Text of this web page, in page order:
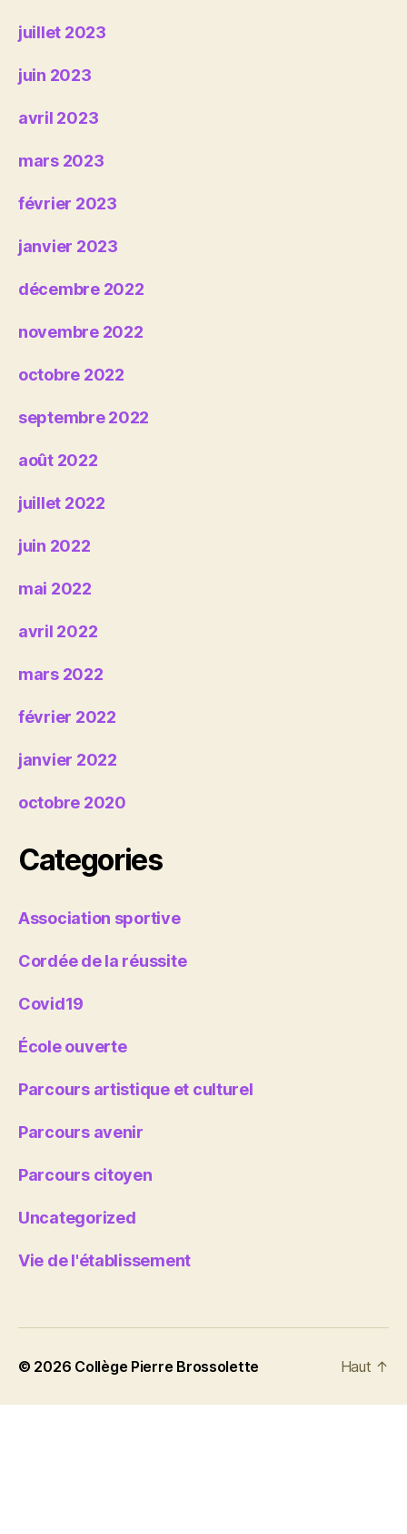
juillet 2023
juin 2023
avril 2023
mars 2023
février 2023
janvier 2023
décembre 2022
novembre 2022
octobre 2022
septembre 2022
août 2022
juillet 2022
juin 2022
mai 2022
avril 2022
mars 2022
février 2022
janvier 2022
octobre 2020
Categories
Association sportive
Cordée de la réussite
Covid19
École ouverte
Parcours artistique et culturel
Parcours avenir
Parcours citoyen
Uncategorized
Vie de l'établissement
© 2026 Collège Pierre Brossolette Haut ↑